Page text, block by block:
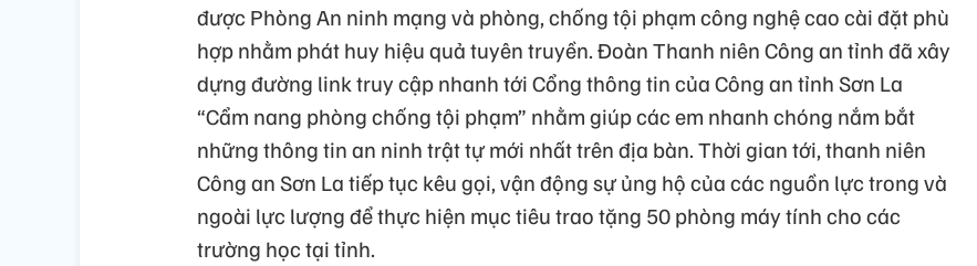
được Phòng An ninh mạng và phòng, chống tội phạm công nghệ cao cài đặt phù
hợp nhằm phát huy hiệu quả tuyên truyền. Đoàn Thanh niên Công an tỉnh đã xây
dựng đường link truy cập nhanh tới Cổng thông tin của Công an tỉnh Sơn La
“Cẩm nang phòng chống tội phạm” nhằm giúp các em nhanh chóng nắm bắt
những thông tin an ninh trật tự mới nhất trên địa bàn. Thời gian tới, thanh niên
Công an Sơn La tiếp tục kêu gọi, vận động sự ủng hộ của các nguồn lực trong và
ngoài lực lượng để thực hiện mục tiêu trao tặng 50 phòng máy tính cho các
trường học tại tỉnh.